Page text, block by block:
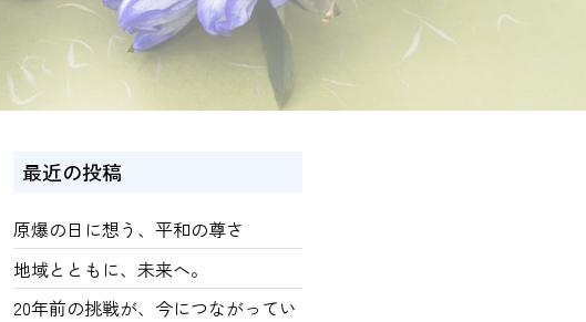
最近の投稿
原爆の日に想う、平和の尊さ
地域とともに、未来へ。
20年前の挑戦が、今につながってい